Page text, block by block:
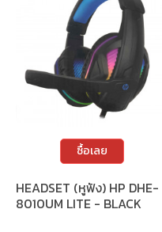
ซื้อเลย
HEADSET (หูฟัง) HP DHE-
8010UM LITE - BLACK